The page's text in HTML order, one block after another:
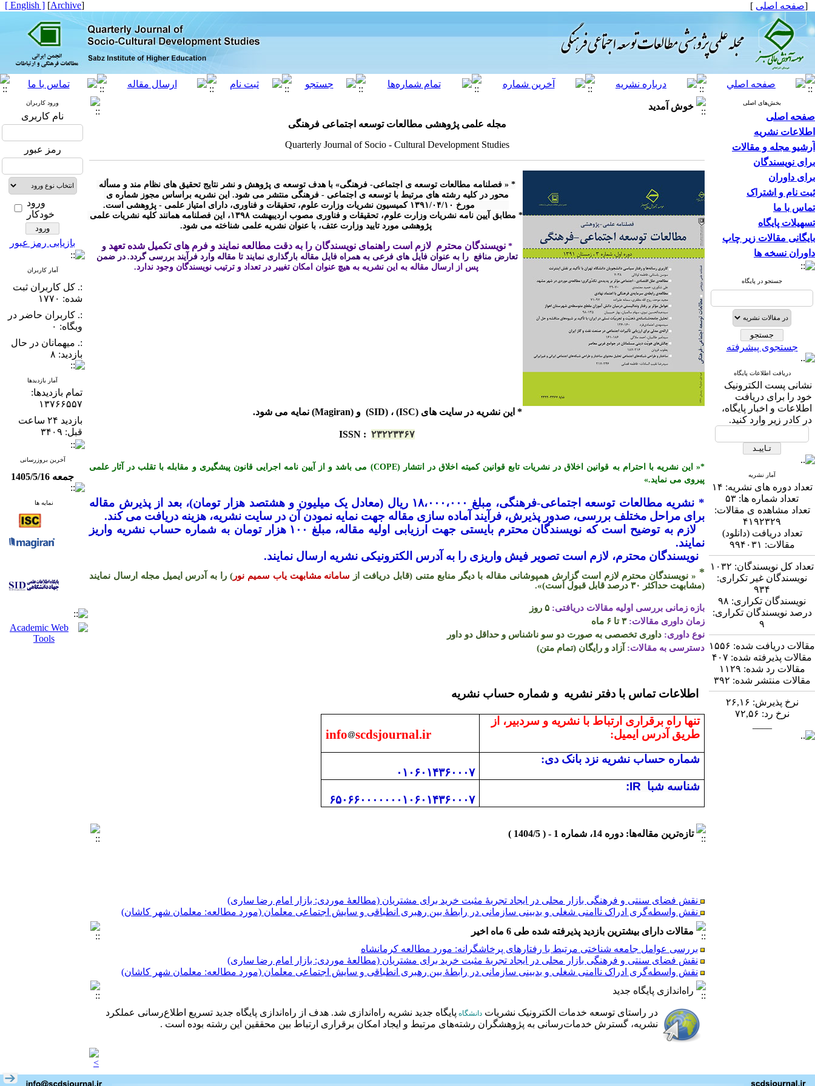
[صفحه اصلی ]
[
Archive
]
[ English ]
بخش‌های اصلی
صفحه اصلی
اطلاعات نشریه
آرشیو مجله و مقالات
برای نویسندگان
برای داوران
ثبت نام و اشتراک
تماس با ما
تسهیلات پایگاه
بایگانی مقالات زیر چاپ
داوران نسخه ها
جستجو در پایگاه
جستجوی پیشرفته
دریافت اطلاعات پایگاه
نشانی پست الكترونیک
خود را برای دریافت
اطلاعات و اخبار پایگاه،
در كادر زیر وارد كنید.
آمار نشریه
تعداد دوره های نشریه: ۱۴
تعداد شماره ها: ۵۳
تعداد مشاهده ی مقالات:
۴۱۹۲۳۲۹
تعداد دریافت (دانلود)
مقالات: ۹۹۴۰۳۱
تعداد کل نویسندگان: ۱۰۳۲
نویسندگان غیر تکراری:
۹۳۴
نویسندگان تکراری: ۹۸
درصد نویسندگان تکراری:
۹
مقالات دریافت شده: ۱۵۵۶
مقالات پذیرفته شده: ۴۰۷
مقالات رد شده: ۱۱۲۹
مقالات منتشر شده: ۳۹۲
نرخ پذیرش: ۲۶,۱۶
نرخ رد: ۷۲,۵۶
خوش آمدید
مجله علمی پژوهشی مطالعات توسعه اجتماعی فرهنگی
Quarterly Journal of Socio - Cultural Development Studies
پژوهشی مورد تایید وزارت عتف، با عنوان نشریه علمی شناخته می شود.
* نویسندگان محترم  لازم است راهنمای نویسندگان را به دقت مطالعه نمایند و فرم های تکمیل شده تعهد
تعارض منافع  را به عنوان فایل های فرعی به همراه فایل مقاله بارگذاری نمایند تا مقاله وارد فرآیند بررسی گردد. در ضمن
پس از ارسال مقاله به این نشریه به هیچ عنوان امکان تغییر در تعداد و ترتیب نویسندگان وجود ندارد.
* این نشریه در سایت های (ISC) ، (SID) و (Magiran) نمایه می شود.
ISSN : ۲۳۲۲۳۳۶۷
*« این نشریه با احترام به قوانین اخلاق در نشریات تابع قوانین کمیته اخلاق در انتشار (COPE) می باشد و از آیین نامه اجرایی قانون پیشگیری و مقابله با تقلب در آثار علمی
پیروی می نماید.»
* نشریه مطالعات توسعه اجتماعی-
فرهنگی، مبلغ ۱۸،۰۰۰،۰۰۰ ریال (معادل یک میلیون و هشتصد هزار تومان)، بعد از پذیرش مقاله
برای مراحل مختلف بررسی، صدور پذیرش، فرآیند آماده سازی مقاله جهت نمایه نمودن آن در سایت نشریه، هزینه دریافت می­ کند.
لازم به توضیح است که نویسندگان محترم بایستی جهت ارزیابی اولیه مقاله، مبلغ ۱۰۰ هزار تومان به شماره حساب نشریه واریز
نمایند.
نویسندگان محترم، لازم است تصویر فیش واریزی را به آدرس الکترونیکی نشریه ارسال نمایند.
* « نویسندگان محترم لازم است گزارش همپوشانی مقاله با دیگر منابع متنی (قابل دریافت از سامانه مشابهت یاب سمیم نور) را به آدرس ایمیل مجله ارسال نمایند
(مشابهت حداکثر
۳۰ درصد قابل قبول است)«
.
بازه زمانی بررسی اولیه مقالات دریافتی: ۵ روز
زمان داوری مقالات:۳ تا ۶ ماه
نوع داوری: داوری تخصصی به صورت دو سو ناشناس و حداقل دو داور
دسترسی به مقالات: آزاد و رایگان (تمام متن)
اطلاعات تماس با دفتر نشریه و شماره حساب نشریه
تنها راه برقراری ارتباط با نشریه و سردبیر، از
طریق آدرس ایمیل:
info scdsjournal.ir
شماره حساب نشریه نزد بانک دی:
۰۱۰۶۰۱۴۳۶۰۰۰۷
شناسه شبا :IR
۶۵۰۶۶۰۰۰۰۰۰۰۱۰۶۰۱۴۳۶۰۰۰۷
تازه‌ترین مقاله‌ها: دوره 14، شماره 1 - ( 1404/5 )
نقش فضای سنتی و فرهنگی بازار محلی در ایجاد تجربۀ مثبت خرید برای مشتریان (مطالعۀ موردی: بازار امام رضا ساری)
نقش واسطه‌گری ادراک ناامنی شغلی و بدبینی سازمانی در رابطۀ بین رهبری انطباقی و سایش اجتماعی معلمان (مورد مطالعه: معلمان شهر کاشان)
بررسی عوامل جامعه شناختی مرتبط با رفتارهای پرخاشگرانه: مورد مطالعه کرمانشاه
نقش فضای سنتی و فرهنگی بازار محلی در ایجاد تجربۀ مثبت خرید برای مشتریان (مطالعۀ موردی: بازار امام رضا ساری)
نقش واسطه‌گری ادراک ناامنی شغلی و بدبینی سازمانی در رابطۀ بین رهبری انطباقی و سایش اجتماعی معلمان (مورد مطالعه: معلمان شهر کاشان)
بررسی عوامل جامعه شناختی مرتبط با رفتارهای پرخاشگرانه: مورد مطالعه کرمانشاه
مقالات دارای بیشترین بازدید پذیرفته شده طی 6 ماه اخیر
بررسی عوامل جامعه شناختی مرتبط با رفتارهای پرخاشگرانه: مورد مطالعه کرمانشاه
نقش فضای سنتی و فرهنگی بازار محلی در ایجاد تجربۀ مثبت خرید برای مشتریان (مطالعۀ موردی: بازار امام رضا ساری)
نقش واسطه‌گری ادراک ناامنی شغلی و بدبینی سازمانی در رابطۀ بین رهبری انطباقی و سایش اجتماعی معلمان (مورد مطالعه: معلمان شهر کاشان)
راه‌اندازی پایگاه جدید
در راستای توسعه خدمات الکترونیک نشریات دانشگاه پایگاه جدید نشریه راه‌اندازی شد. هدف از راه‌اندازی پایگاه جدید تسریع اطلاع‌رسانی عملکرد
نشریه، گسترش خدمات‌رسانی به پژوهشگران رشته‌های مرتبط و ایجاد امکان برقراری ارتباط بین محققین این رشته بوده است .
ورود کاربران
نام کاربری
رمز عبور
ورود
خودکار
بازیابی رمز عبور
آمار کاربران
:. کل کاربران ثبت
شده: ۱۷۷۰
:. کاربران حاضر در
وبگاه: ۰
:. میهمانان در حال
بازدید: ۸
آمار بازدیدها
تمام بازدید‌ها:
۱۳۷۶۶۵۵۷
بازدید ۲۴ ساعت
قبل: ۳۴۰۹
آخرین بروزرسانی
جمعه 1405/5/16
نمایه ها